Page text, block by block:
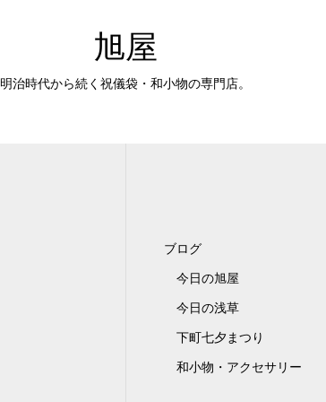
旭屋
明治時代から続く祝儀袋・和小物の専門店。
ブログ
今日の旭屋
今日の浅草
下町七夕まつり
和小物・アクセサリー